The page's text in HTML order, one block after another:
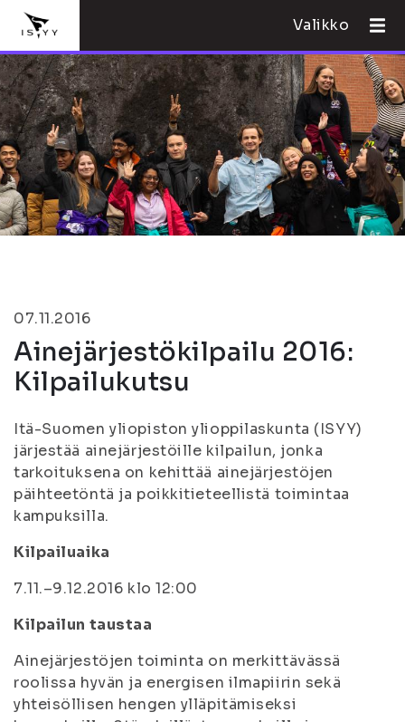
Valikko
07.11.2016
Ainejärjestökilpailu 2016:
Kilpailukutsu
Itä-Suomen yliopiston ylioppilaskunta (ISYY)
järjestää ainejärjestöille kilpailun, jonka
tarkoituksena on kehittää ainejärjestöjen
päihteetöntä ja poikkitieteellistä toimintaa
kampuksilla.
Kilpailuaika
7.11.–9.12.2016 klo 12:00
Kilpailun taustaa
Ainejärjestöjen toiminta on merkittävässä
roolissa hyvän ja energisen ilmapiirin sekä
yhteisöllisen hengen ylläpitämiseksi